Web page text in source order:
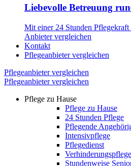
Liebevolle Betreuung
Mit einer 24 Stunden
Anbieter vergleichen
Kontakt
Pflegeanbieter vergleichen
Pflegeanbieter vergleichen
Pflegeanbieter vergleichen
Pflege zu Hause
Pflege zu Hause
24 Stunden Pflege
Pflegende
Intensivpflege
Pflegedienst
Verhinderungspflege
Stundenweise